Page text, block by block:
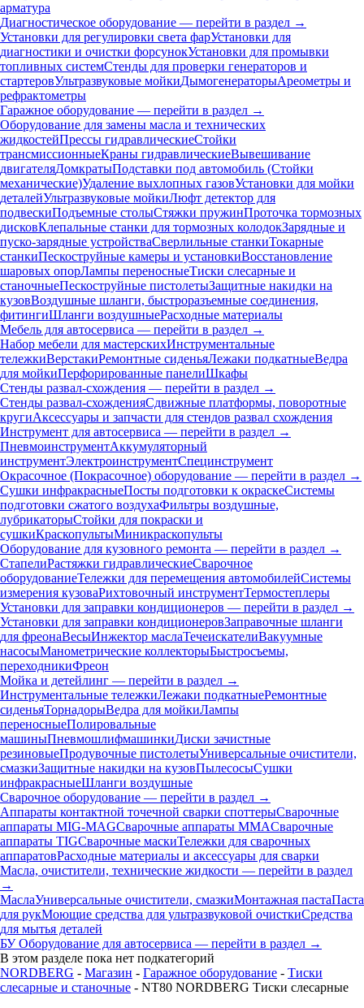
арматура
Диагностическое оборудование — перейти в раздел →
Установки для регулировки света фарУстановки для
диагностики и очистки форсунокУстановки для промывки
топливных системСтенды для проверки генераторов и
стартеровУльтразвуковые мойкиДымогенераторыАреометры и
рефрактометры
Гаражное оборудование — перейти в раздел →
Оборудование для замены масла и технических
жидкостейПрессы гидравлическиеСтойки
трансмиссионныеКраны гидравлическиеВывешивание
двигателяДомкратыПодставки под автомобиль (Стойки
механические)Удаление выхлопных газовУстановки для мойки
деталейУльтразвуковые мойкиЛюфт детектор для
подвескиПодъемные столыСтяжки пружинПроточка тормозных
дисковКлепальные станки для тормозных колодокЗарядные и
пуско-зарядные устройстваСверлильные станкиТокарные
станкиПескоструйные камеры и установкиВосстановление
шаровых опорЛампы переносныеТиски слесарные и
станочныеПескоструйные пистолетыЗащитные накидки на
кузовВоздушные шланги, быстроразъемные соединения,
фитингиШланги воздушныеРасходные материалы
Мебель для автосервиса — перейти в раздел →
Набор мебели для мастерскихИнструментальные
тележкиВерстакиРемонтные сиденьяЛежаки подкатныеВедра
для мойкиПерфорированные панелиШкафы
Стенды развал-схождения — перейти в раздел →
Стенды развал-схожденияСдвижные платформы, поворотные
кругиАксессуары и запчасти для стендов развал схождения
Инструмент для автосервиса — перейти в раздел →
ПневмоинструментАккумуляторный
инструментЭлектроинструментСпецинструмент
Окрасочное (Покрасочное) оборудование — перейти в раздел →
Сушки инфракрасныеПосты подготовки к окраскеСистемы
подготовки сжатого воздухаФильтры воздушные,
лубрикаторыСтойки для покраски и
сушкиКраскопультыМиникраскопульты
Оборудование для кузовного ремонта — перейти в раздел →
СтапелиРастяжки гидравлическиеСварочное
оборудованиеТележки для перемещения автомобилейСистемы
измерения кузоваРихтовочный инструментТермостеплеры
Установки для заправки кондиционеров — перейти в раздел →
Установки для заправки кондиционеровЗаправочные шланги
для фреонаВесыИнжектор маслаТечеискателиВакуумные
насосыМанометрические коллекторыБыстросъемы,
переходникиФреон
Мойка и детейлинг — перейти в раздел →
Инструментальные тележкиЛежаки подкатныеРемонтные
сиденьяТорнадорыВедра для мойкиЛампы
переносныеПолировальные
машиныПневмошлифмашинкиДиски зачистные
резиновыеПродувочные пистолетыУниверсальные очистители,
смазкиЗащитные накидки на кузовПылесосыСушки
инфракрасныеШланги воздушные
Сварочное оборудование — перейти в раздел →
Аппараты контактной точечной сварки cпоттерыСварочные
аппараты MIG-MAGСварочные аппараты MMAСварочные
аппараты TIGСварочные маскиТележки для сварочных
аппаратовРасходные материалы и аксессуары для сварки
Масла, очистители, технические жидкости — перейти в раздел
→
МаслаУниверсальные очистители, смазкиМонтажная пастаПаста
для рукМоющие средства для ультразвуковой очисткиСредства
для мытья деталей
БУ Оборудование для автосервиса — перейти в раздел →
В этом разделе пока нет подкатегорий
NORDBERG - Магазин - Гаражное оборудование - Тиски
слесарные и станочные - NT80 NORDBERG Тиски слесарные